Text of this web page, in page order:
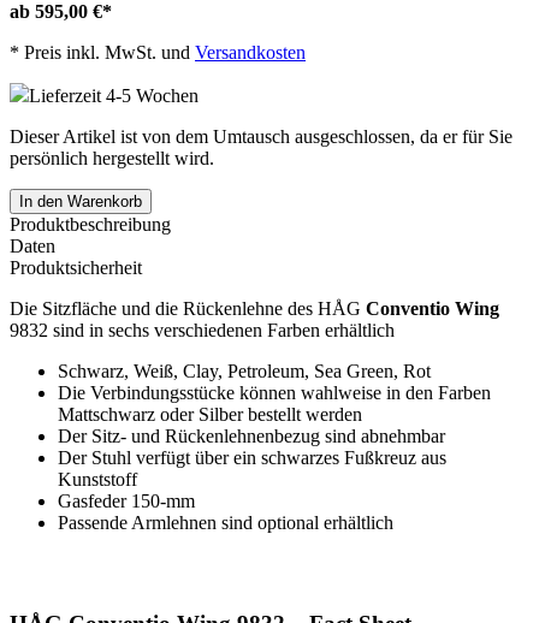
ab 595,00 €*
* Preis inkl. MwSt. und Versandkosten
Lieferzeit 4-5 Wochen
Dieser Artikel ist von dem Umtausch ausgeschlossen, da er für Sie
persönlich hergestellt wird.
In den Warenkorb
Produktbeschreibung
Daten
Produktsicherheit
Die Sitzfläche und die Rückenlehne des HÅG Conventio Wing
9832 sind in sechs verschiedenen Farben erhältlich
Schwarz, Weiß, Clay, Petroleum, Sea Green, Rot
Die Verbindungsstücke können wahlweise in den Farben
Mattschwarz oder Silber bestellt werden
Der Sitz- und Rückenlehnenbezug sind abnehmbar
Der Stuhl verfügt über ein schwarzes Fußkreuz aus
Kunststoff
Gasfeder 150-mm
Passende Armlehnen sind optional erhältlich